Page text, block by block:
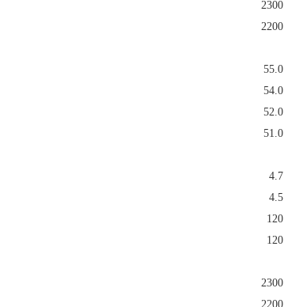
2300
2200
55.0
54.0
52.0
51.0
4.7
4.5
120
120
2300
2200